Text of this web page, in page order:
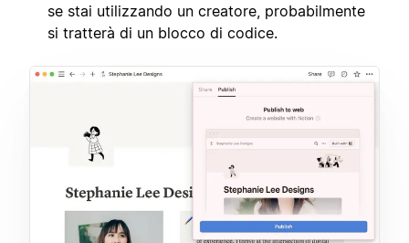
se stai utilizzando un creatore, probabilmente
si tratterà di un blocco di codice.